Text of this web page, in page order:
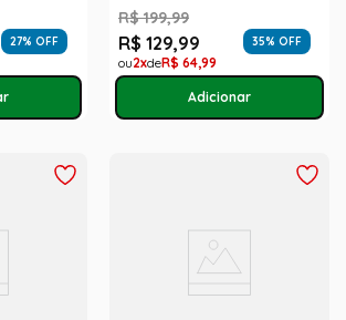
27% OFF
R$ 199,99
R$ 129,99 35% OFF
2 R$ 64,99